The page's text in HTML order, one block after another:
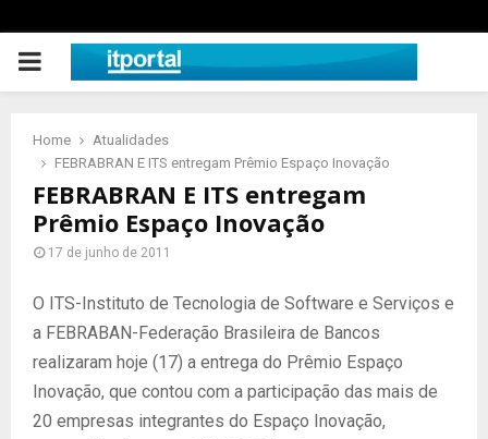
PRIMARY
Home
Atualidades
FEBRABRAN E ITS entregam Prêmio Espaço Inovação
FEBRABRAN E ITS entregam
Prêmio Espaço Inovação
17 de junho de 2011
O ITS-Instituto de Tecnologia de Software e Serviços e
a FEBRABAN-Federação Brasileira de Bancos
realizaram hoje (17) a entrega do Prêmio Espaço
Inovação, que contou com a participação das mais de
20 empresas integrantes do Espaço Inovação,